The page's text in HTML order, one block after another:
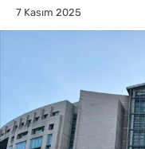
7 Kasım 2025